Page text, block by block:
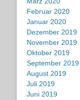
Februar 2020
Januar 2020
Dezember 2019
November 2019
Oktober 2019
September 2019
August 2019
Juli 2019
Juni 2019